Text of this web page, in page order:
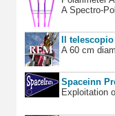
A Spectro-
Il telescopio
A 60 cm
Spaceinn
Exploitation